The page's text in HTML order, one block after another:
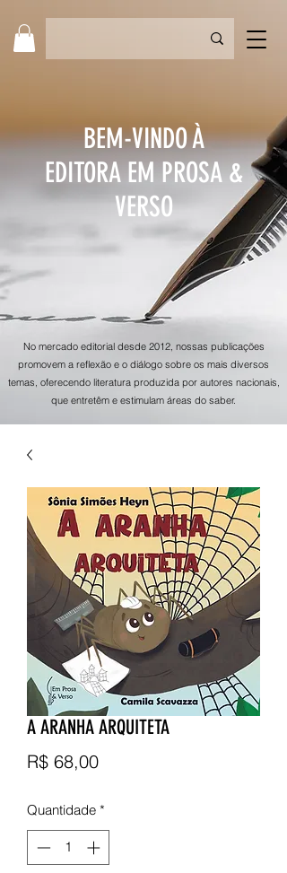
BEM-VINDO À
EDITORA EM PROSA &
VERSO
No mercado editorial desde 2012, nossas publicações
promovem a reflexão e o diálogo sobre os mais diversos
temas, oferecendo literatura produzida por autores nacionais,
que entretêm e estimulam áreas do saber.
A ARANHA ARQUITETA
R$ 68,00Preço
Quantidade *